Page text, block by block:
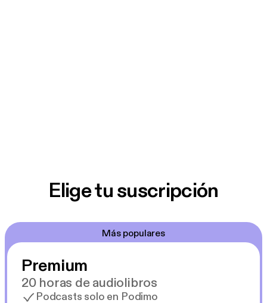
Elige tu suscripción
Más populares
Premium
20 horas de audiolibros
Podcasts solo en Podimo